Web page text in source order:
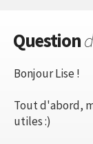
Question
Bonjour Lise !
Tout d'abord,
utiles :)